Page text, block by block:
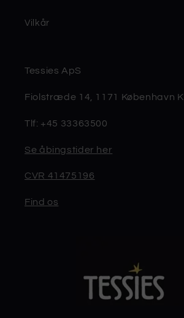
Vilkår
Tessies ApS
Fiolstræde 14, 1171 København K
Tlf: +45 33363500
Se åbingstider her
CVR 41475196
Find os